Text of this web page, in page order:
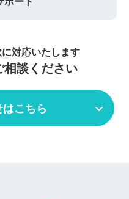
対応いたします
相談ください
こちら